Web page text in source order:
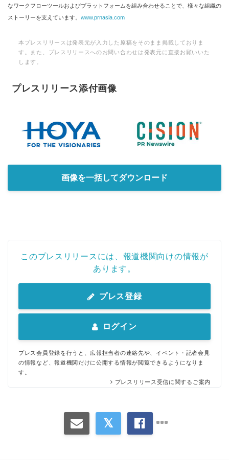
なワークフローツールおよびプラットフォームを組み合わせることで、様々な組織の
ストーリーを支えています。 www.prnasia.com
本プレスリリースは発表元が入力した原稿をそのまま掲載しておりま
す。また、プレスリリースへのお問い合わせは発表元に直接お願いいた
します。
プレスリリース添付画像
画像を一括してダウンロード
このプレスリリースには、報道機関向けの情報が
あります。
プレス登録
ログイン
プレス会員登録を行うと、広報担当者の連絡先や、イベント・記者会見
の情報など、報道機関だけに公開する情報が閲覧できるようになりま
す。
プレスリリース受信に関するご案内